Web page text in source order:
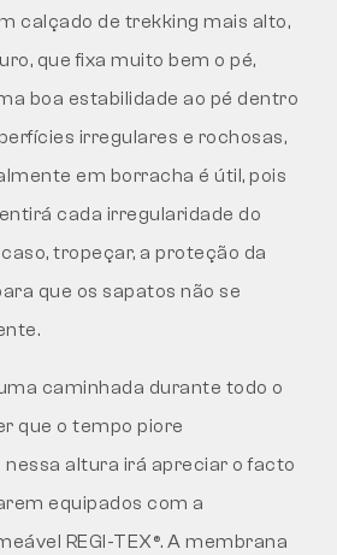
calçado de trekking mais alto,
que fixa muito bem o pé,
boa estabilidade ao pé dentro
irregulares e rochosas,
em borracha é útil, pois
cada irregularidade do
tropeçar, a proteção da
que os sapatos não se
caminhada durante todo o
que o tempo piore
altura irá apreciar o facto
equipados com a
REGI-TEX®. A membrana